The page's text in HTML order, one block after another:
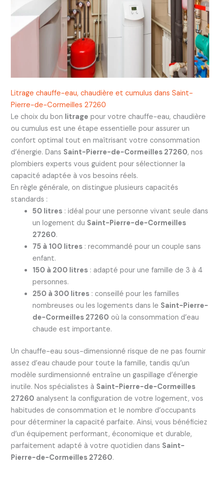
Litrage chauffe-eau, chaudière et cumulus dans Saint-
Pierre-de-Cormeilles 27260
Le choix du bon litrage pour votre chauffe-eau, chaudière
ou cumulus est une étape essentielle pour assurer un
confort optimal tout en maîtrisant votre consommation
d’énergie. Dans Saint-Pierre-de-Cormeilles 27260, nos
plombiers experts vous guident pour sélectionner la
capacité adaptée à vos besoins réels.
En règle générale, on distingue plusieurs capacités
standards :
50 litres: idéal pour une personne vivant seule dans
un logement du Saint-Pierre-de-Cormeilles
27260.
75 à 100 litres: recommandé pour un couple sans
enfant.
150 à 200 litres: adapté pour une famille de 3 à 4
personnes.
250 à 300 litres: conseillé pour les familles
nombreuses ou les logements dans le Saint-Pierre-
de-Cormeilles 27260 où la consommation d’eau
chaude est importante.
Un chauffe-eau sous-dimensionné risque de ne pas fournir
assez d’eau chaude pour toute la famille, tandis qu’un
modèle surdimensionné entraîne un gaspillage d’énergie
inutile. Nos spécialistes à Saint-Pierre-de-Cormeilles
27260 analysent la configuration de votre logement, vos
habitudes de consommation et le nombre d’occupants
pour déterminer la capacité parfaite. Ainsi, vous bénéficiez
d’un équipement performant, économique et durable,
parfaitement adapté à votre quotidien dans Saint-
Pierre-de-Cormeilles 27260.